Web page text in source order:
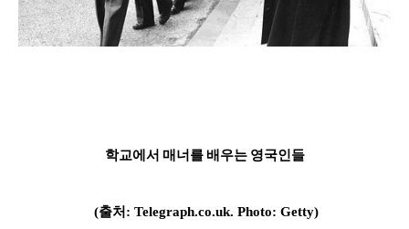
학교에서 매너를 배우는 영국인들
(출처: Telegraph.co.uk. Photo: Getty)